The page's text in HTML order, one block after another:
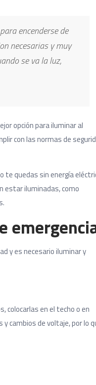
encenderse de
necesarias y muy
se va la luz,
opción para iluminar al
con las normas de
te quedas sin energía
estar iluminadas, como
y es necesario iluminar y
colocarlas en el techo o en
cambios de voltaje, por lo